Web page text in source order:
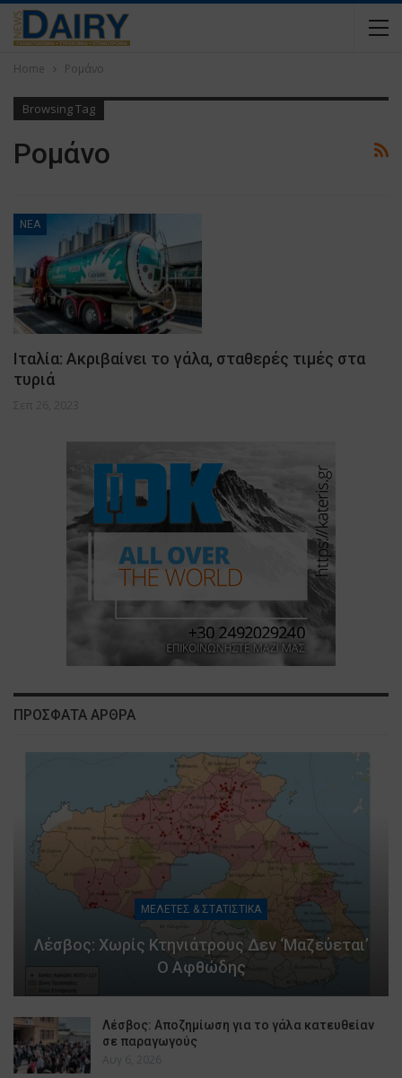
Home Ρομάνο
Browsing Tag
Ρομάνο
ΝΕΑ
Ιταλία: Ακριβαίνει το γάλα, σταθερές τιμές στα
τυριά
Σεπ 26, 2023
ΠΡΟΣΦΑΤΑ ΑΡΘΡΑ
ΜΕΛΕΤΕΣ & ΣΤΑΤΙΣΤΙΚΑ
Λέσβος: Χωρίς Κτηνιάτρους Δεν ‘μαζεύεται’
Ο Αφθώδης
Λέσβος: Αποζημίωση για το γάλα κατευθείαν
σε παραγωγούς
Αυγ 6, 2026